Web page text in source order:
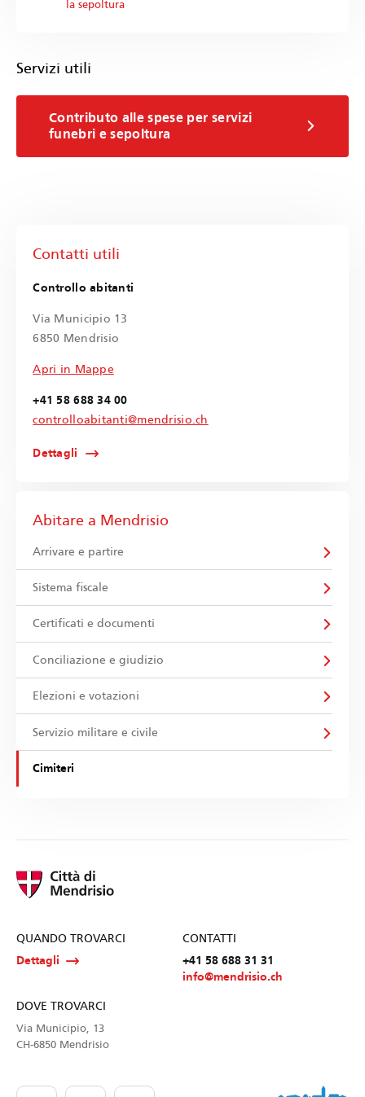
la sepoltura
Servizi utili
Contributo alle spese per servizi
funebri e sepoltura
Contatti utili
Controllo abitanti
Via Municipio 13
6850 Mendrisio
Apri in Mappe
+41 58 688 34 00
controlloabitanti@mendrisio.ch
Dettagli
Abitare a Mendrisio
Arrivare e partire
Sistema fiscale
Certificati e documenti
Conciliazione e giudizio
Elezioni e votazioni
Servizio militare e civile
Cimiteri
QUANDO TROVARCI
Dettagli
CONTATTI
+41 58 688 31 31
info@mendrisio.ch
DOVE TROVARCI
Via Municipio, 13
CH-6850 Mendrisio